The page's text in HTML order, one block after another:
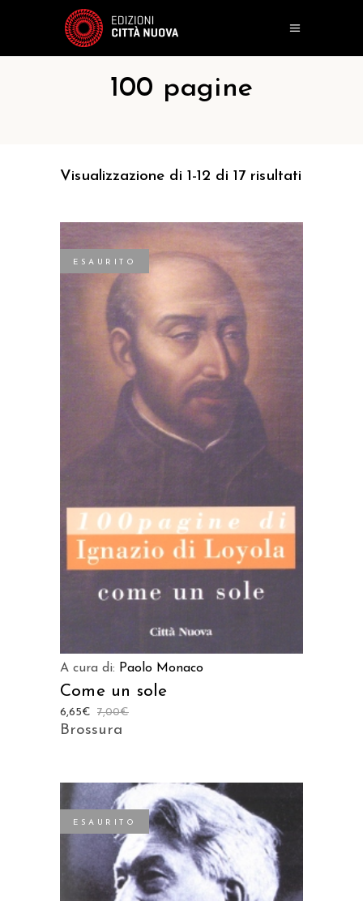
100 pagine
Visualizzazione di 1-12 di 17 risultati
ESAURITO
LEGGI TUTTO
A cura di: Paolo Monaco
Come un sole
7,00€
6,65€
Brossura
ESAURITO